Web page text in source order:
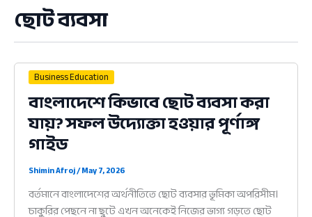
ছোট ব্যবসা
Business Education
বাংলাদেশে কিভাবে ছোট ব্যবসা করা
যায়? সফল উদ্যোক্তা হওয়ার পূর্ণাঙ্গ
গাইড
Shimin Afroj/May 7, 2026
বর্তমানে বাংলাদেশের অর্থনীতিতে ছোট ব্যবসার ভূমিকা অপরিসীম।
চাকুরির পেছনে না ছুটে এখন অনেকেই নিজের ভাগ্য গড়তে ছোট